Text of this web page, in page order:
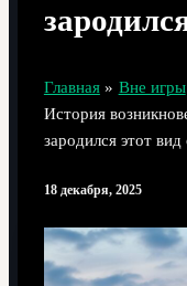
Главная
Вне игры
История
зародился этот вид
18 декабря, 2025